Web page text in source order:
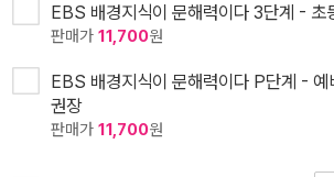
EBS 배경지식이 문해력이다 3단계 -
판매가 11,700원
EBS 배경지식이 문해력이다 P단계 - 예
권장
판매가 11,700원